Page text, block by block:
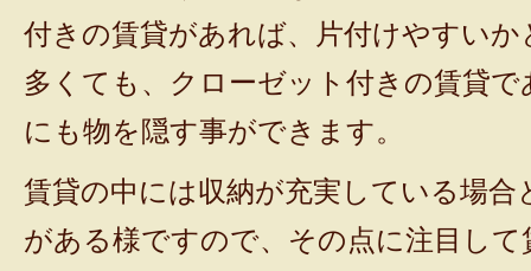
付きの賃貸があれば、片付けやすい
多くても、クローゼット付きの賃貸
にも物を隠す事ができます。
賃貸の中には収納が充実している場
がある様ですので、その点に注目し